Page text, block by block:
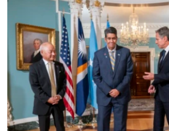
УМЕТНОСТ И ЗАБАВА
ИНТЕРВЈУА
Јазици